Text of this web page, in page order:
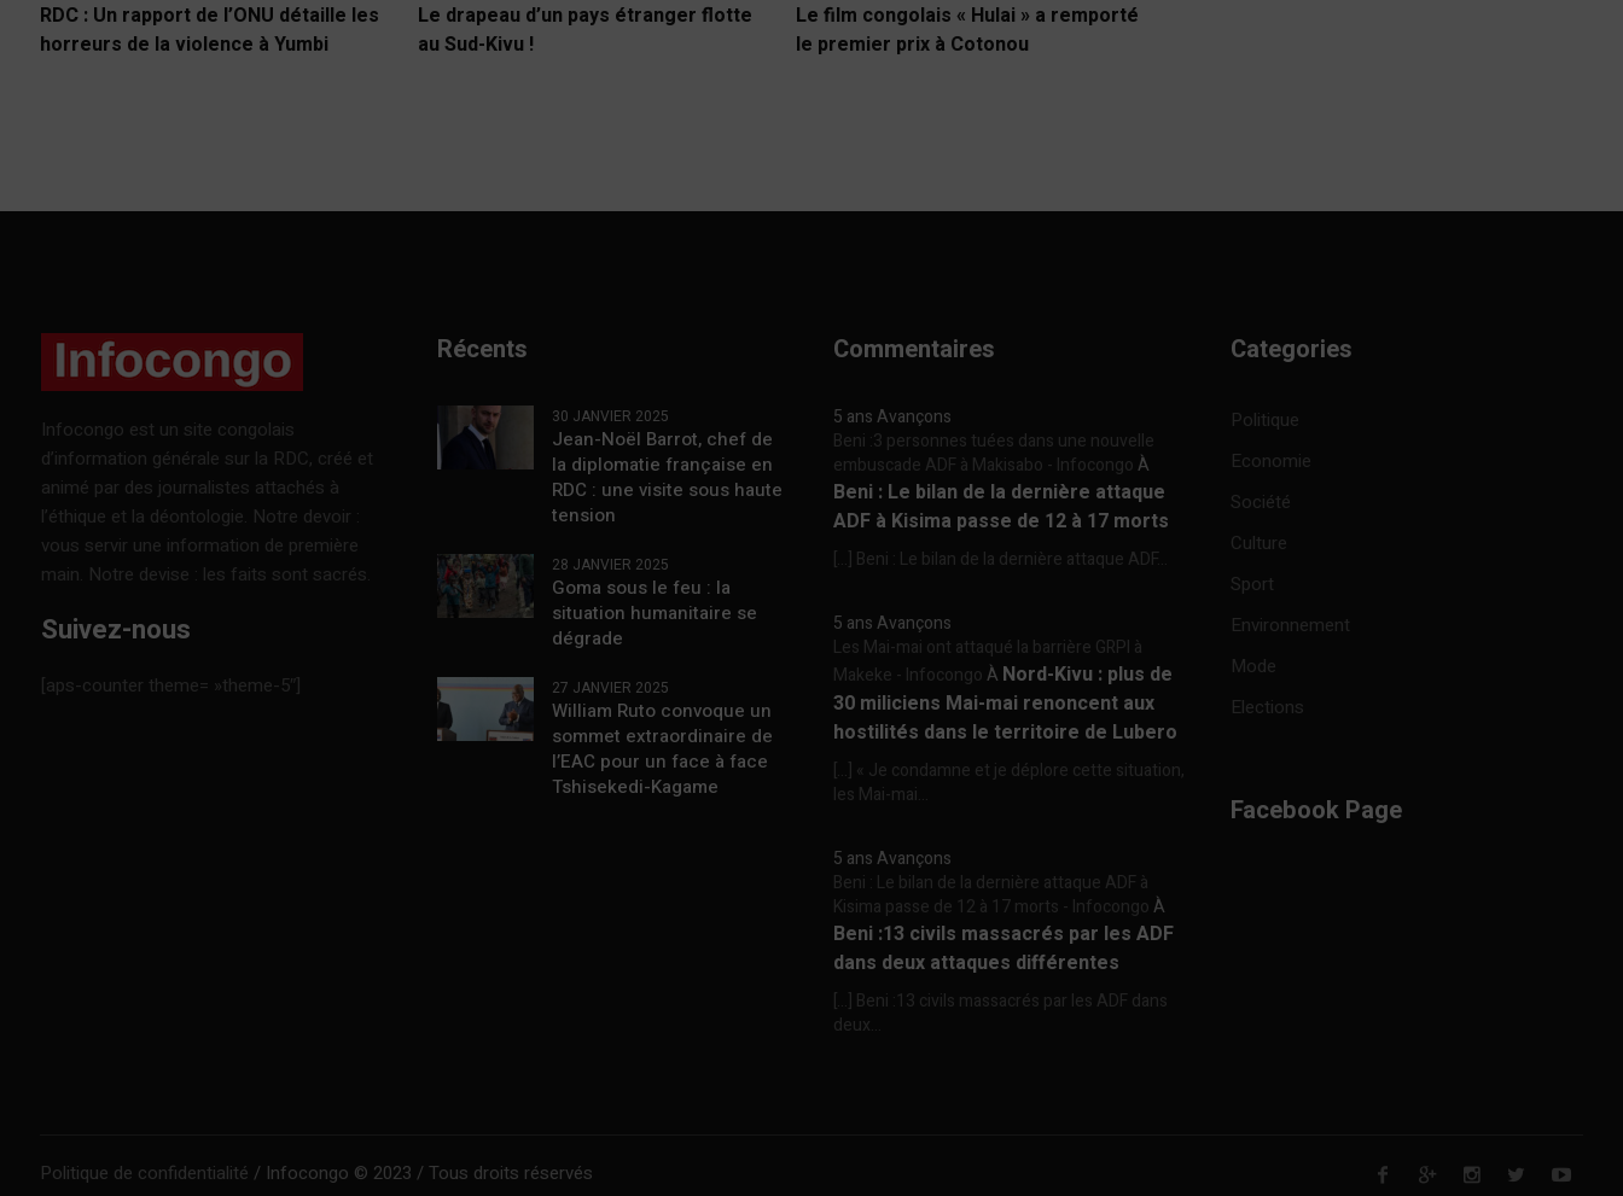
RDC : Un rapport de l’ONU détaille les
horreurs de la violence à Yumbi
Le drapeau d’un pays étranger flotte
au Sud-Kivu !
Le film congolais « Hulai » a remporté
le premier prix à Cotonou
Infocongo est un site congolais
d’information générale sur la RDC, créé et
animé par des journalistes attachés à
l’éthique et la déontologie. Notre devoir :
vous servir une information de première
main. Notre devise : les faits sont sacrés.
Suivez-nous
[aps-counter theme= »theme-5″]
Récents
30 JANVIER 2025
Jean-Noël Barrot, chef de
la diplomatie française en
RDC : une visite sous haute
tension
28 JANVIER 2025
Goma sous le feu : la
situation humanitaire se
dégrade
27 JANVIER 2025
William Ruto convoque un
sommet extraordinaire de
l’EAC pour un face à face
Tshisekedi-Kagame
Commentaires
5 ans Avançons
Beni :3 personnes tuées dans une nouvelle
embuscade ADF à Makisabo - InfocongoÀ
Beni : Le bilan de la dernière attaque
ADF à Kisima passe de 12 à 17 morts
[…] Beni : Le bilan de la dernière attaque ADF...
5 ans Avançons
Les Mai-mai ont attaqué la barrière GRPI à
Makeke - InfocongoÀ Nord-Kivu : plus de
30 miliciens Mai-mai renoncent aux
hostilités dans le territoire de Lubero
[…] « Je condamne et je déplore cette situation,
les Mai-mai...
5 ans Avançons
Beni : Le bilan de la dernière attaque ADF à
Kisima passe de 12 à 17 morts - InfocongoÀ
Beni :13 civils massacrés par les ADF
dans deux attaques différentes
[…] Beni :13 civils massacrés par les ADF dans
deux...
Categories
Politique
Economie
Société
Culture
Sport
Environnement
Mode
Elections
Facebook Page
Politique de confidentialité / Infocongo © 2023 / Tous droits réservés